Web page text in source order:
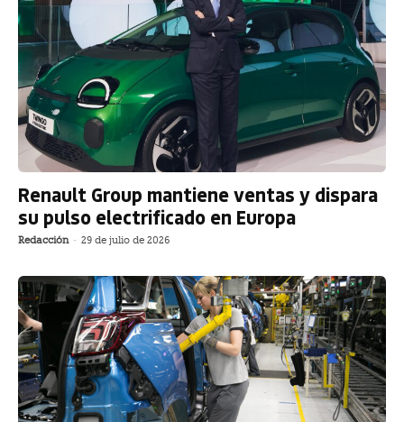
Renault Group mantiene ventas y dispara
su pulso electrificado en Europa
Redacción - 29 de julio de 2026